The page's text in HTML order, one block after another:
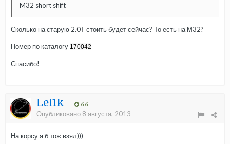
M32 short shift
Сколько на старую 2.0Т стоить будет сейчас? То есть на М32?
Номер по каталогу 170042
Спасибо!
Lel1k 66
Опубликовано 8 августа, 2013
На корсу я б тож взял)))